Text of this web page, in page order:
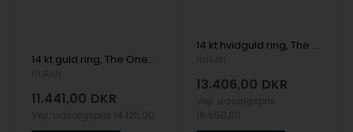
14 kt guld ring, The One serien fra Nuran med ialt 0,23 ct Diamant
11.441,00 DKR
14 kt hvidguld ring, The One Oval serien fra Nuran med ialt 0,23 ct Diamant
13.406,00 DKR